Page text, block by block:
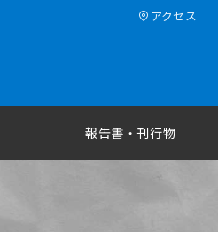
アクセス
報告書・刊行物